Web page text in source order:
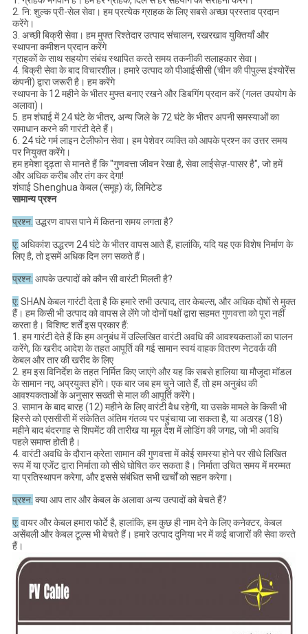
2. नि: शुल्क प्री-सेल सेवा। हम प्रत्येक ग्राहक के लिए सबसे अच्छा प्रस्ताव प्रदान
करेंगे।
3. अच्छी बिक्री सेवा। हम मुफ्त रिश्तेदार उत्पाद संचालन, रखरखाव युक्तियाँ और
स्थापना कमीशन प्रदान करेंगे
ग्राहकों के साथ सहयोग संबंध स्थापित करते समय तकनीकी सलाहकार सेवा।
4. बिक्री सेवा के बाद विचारशील। हमारे उत्पाद को पीआईसीसी (चीन की पीपुल्स इंश्योरेंस
कंपनी) द्वारा जरूरी है। हम करेंगे
स्थापना के 12 महीने के भीतर मुफ्त बनाए रखने और डिबगिंग प्रदान करें (गलत उपयोग के
अलावा)।
5. हम शंघाई में 24 घंटे के भीतर, अन्य जिले के 72 घंटे के भीतर अपनी समस्याओं का
समाधान करने की गारंटी देते हैं।
6. 24 घंटे गर्म लाइन टेलीफोन सेवा। हम पेशेवर व्यक्ति को आपके प्रश्न का उत्तर समय
पर नियुक्त करेंगे।
हम हमेशा दृढ़ता से मानते हैं कि "गुणवत्ता जीवन रेखा है, सेवा लाईसेज़-पासर है", जो हमें
और अधिक करीब और तंग कर देगा!
शंघाई Shenghua केबल (समूह) कं, लिमिटेड
सामान्य प्रश्न
प्रश्न: उद्धरण वापस पाने में कितना समय लगता है?
ए: अधिकांश उद्धरण 24 घंटे के भीतर वापस आते हैं, हालांकि, यदि यह एक विशेष निर्माण के
लिए है, तो इसमें अधिक दिन लग सकते हैं।
प्रश्न: आपके उत्पादों को कौन सी वारंटी मिलती है?
ए: SHAN केबल गारंटी देता है कि हमारे सभी उत्पाद, तार केबल्स, और अधिक दोषों से मुक्त
हैं। हम किसी भी उत्पाद को वापस ले लेंगे जो दोनों पक्षों द्वारा सहमत गुणवत्ता को पूरा नहीं
करता है। विशिष्ट शर्तें इस प्रकार हैं:
1. हम गारंटी देते हैं कि हम अनुबंध में उल्लिखित वारंटी अवधि की आवश्यकताओं का पालन
करेंगे, कि खरीद आदेश के तहत आपूर्ति की गई सामान स्वयं वाहक वितरण नेटवर्क की
केबल और तार की खरीद के लिए
2. हम इस विनिर्देश के तहत निर्मित किए जाएंगे और यह कि सबसे हालिया या मौजूदा मॉडल
के सामान नए, अप्रयुक्त होंगे। एक बार जब हम चुने जाते हैं, तो हम अनुबंध की
आवश्यकताओं के अनुसार सख्ती से माल की आपूर्ति करेंगे।
3. सामान के बाद बारह (12) महीने के लिए वारंटी वैध रहेगी, या उसके मामले के किसी भी
हिस्से को एससीसी में संकेतित अंतिम गंतव्य पर पहुंचाया जा सकता है, या अठारह (18)
महीने बाद बंदरगाह से शिपमेंट की तारीख या मूल देश में लोडिंग की जगह, जो भी अवधि
पहले समाप्त होती है।
4. वारंटी अवधि के दौरान क्रेता सामान की गुणवत्ता में कोई समस्या होने पर सीधे लिखित
रूप में या एजेंट द्वारा निर्माता को सीधे घोषित कर सकता है। निर्माता उचित समय में मरम्मत
या प्रतिस्थापन करेगा, और इससे संबंधित सभी खर्चों को सहन करेगा।
प्रश्न: क्या आप तार और केबल के अलावा अन्य उत्पादों को बेचते हैं?
ए: वायर और केबल हमारा फोर्टे है, हालांकि, हम कुछ ही नाम देने के लिए कनेक्टर, केबल
असेंबली और केबल टूल्स भी बेचते हैं। हमारे उत्पाद दुनिया भर में कई बाजारों की सेवा करते
हैं।